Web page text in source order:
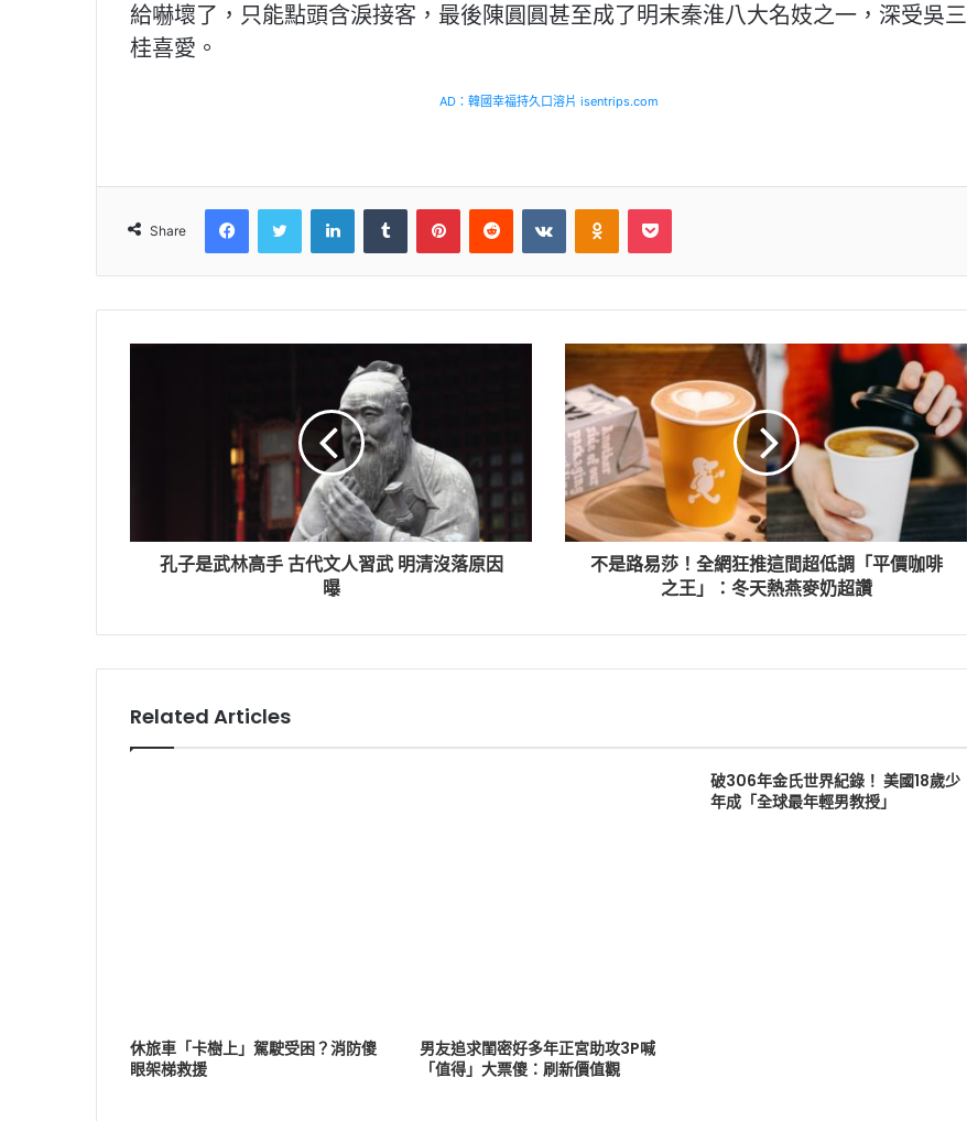
給嚇壞了，只能點頭含淚接客，最後陳圓圓甚至成了明末秦淮八大名妓之一，深受吳三
桂喜愛。
AD：韓國幸福持久口溶片 isentrips.com
Share
孔子是武林高手 古代文人習武 明清沒落原因
曝
不是路易莎！全網狂推這間超低調「平價咖啡
之王」：冬天熱燕麥奶超讚
Related Articles
休旅車「卡樹上」駕駛受困？消防傻
眼架梯救援
男友追求閨密好多年正宮助攻3P喊
「值得」大票傻：刷新價值觀
破306年金氏世界紀錄！ 美國18歲少
年成「全球最年輕男教授」